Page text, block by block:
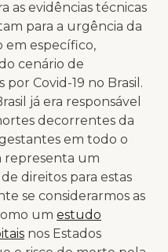
as evidências técnicas
para a urgência da
em específico,
cenário de
Covid-19 no Brasil.
já era responsável
decorrentes da
em todo o
representa um
direitos para estas
se considerarmos as
um estudo
nos Estados